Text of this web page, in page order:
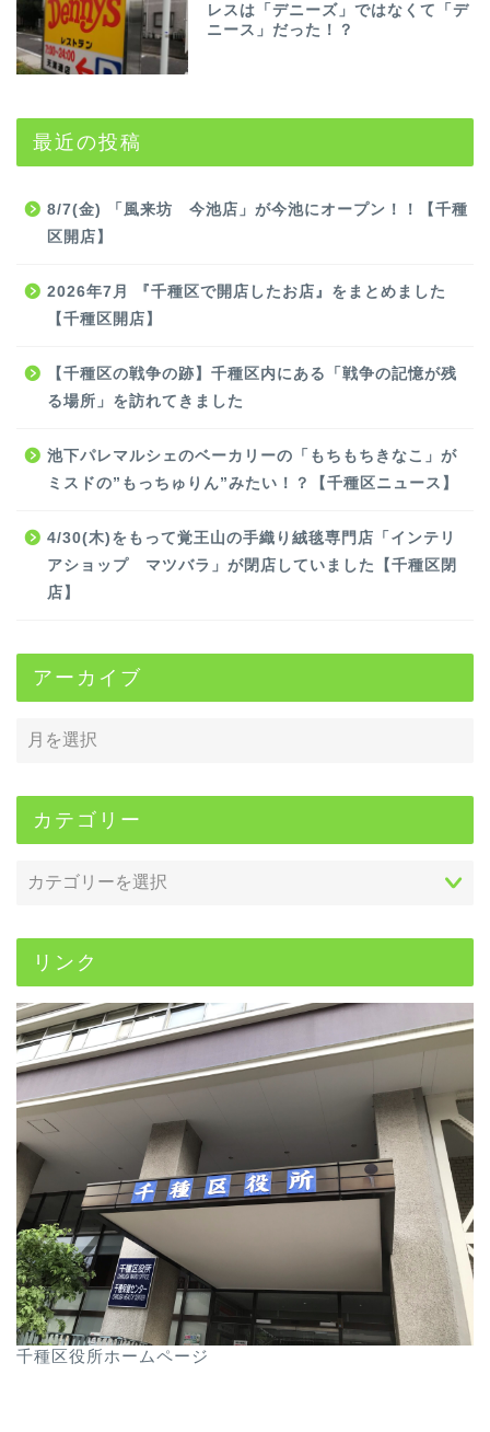
レスは「デニーズ」ではなくて「デ
ニース」だった！？
最近の投稿
8/7(金) 「風来坊 今池店」が今池にオープン！！【千種
区開店】
2026年7月 『千種区で開店したお店』をまとめました
【千種区開店】
【千種区の戦争の跡】千種区内にある「戦争の記憶が残
る場所」を訪れてきました
池下パレマルシェのベーカリーの「もちもちきなこ」が
ミスドの”もっちゅりん”みたい！？【千種区ニュース】
4/30(木)をもって覚王山の手織り絨毯専門店「インテリ
アショップ マツバラ」が閉店していました【千種区閉
店】
アーカイブ
カテゴリー
リンク
千種区役所ホームページ